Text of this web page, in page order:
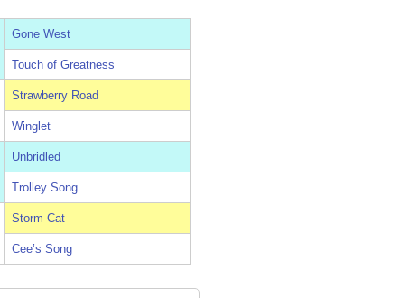
Gone West
Touch of Greatness
Strawberry Road
Winglet
Unbridled
Trolley Song
Storm Cat
Cee’s Song